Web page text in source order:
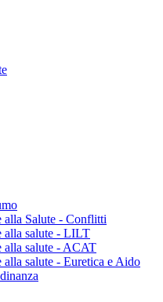
alla Salute - Conflitti
alla salute - LILT
alla salute - ACAT
alla salute - Euretica e Aido